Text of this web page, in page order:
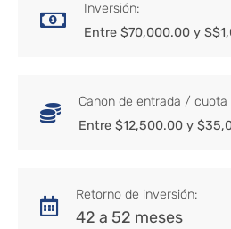
Inversión:
Entre $70,000.00 y
Canon de entrada / cuota
Entre $12,500.00 y
Retorno de inversión:
42 a 52 meses